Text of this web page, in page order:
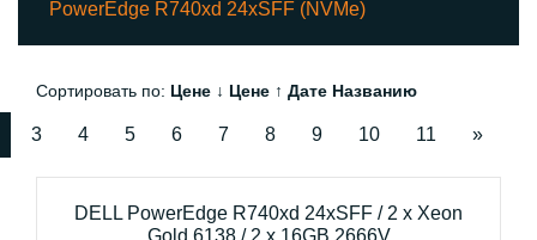
PowerEdge R740xd 24xSFF (NVMe)
Сортировать по: Цене ↓ Цене ↑ Дате Названию
3 4 5 6 7 8 9 10 11 »
DELL PowerEdge R740xd 24xSFF / 2 x Xeon
Gold 6138 / 2 x 16GB 2666V